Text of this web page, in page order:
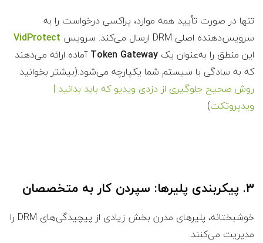
تنها در صورت تأیید همه موارد، پراکسی درخواست را به
سرویس‌دهنده اصلی DRM ارسال می‌کند. سرویس‌
VidProtect
این منطق را به‌عنوان یک Token Gatewayآماده ارائه می‌دهند
که به سادگی با سیستم شما یکپارچه می‌شود.(بیشتر بخوانید
روش صحیح جلوگیری از دزدی ویدیو که باید بدانید |
ویدپروتکت)
۳. پیکربندی پلیرها: سپردن کار به متخصصان
خوشبختانه، پلیرهای مدرن بخش زیادی از پیچیدگی‌های DRM را
مدیریت می‌کنند.